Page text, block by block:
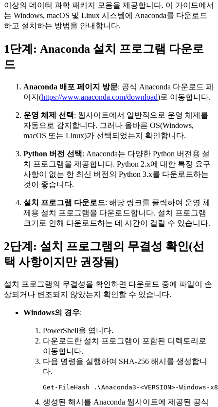
이상의 데이터 과학 패키지 모음을 제공합니다. 이 가이드에서
는 Windows, macOS 및 Linux 시스템에 Anaconda를 다운로드
하고 설치하는 방법을 안내합니다.
1단계: Anaconda 설치 프로그램 다운로
드
Anaconda 배포 페이지 방문: 공식 Anaconda 다운로드 페
이지(https://www.anaconda.com/download)로 이동합니다.
운영 체제 선택: 웹사이트에서 일반적으로 운영 체제를
자동으로 감지합니다. 그러나 올바른 OS(Windows,
macOS 또는 Linux)가 선택되었는지 확인합니다.
Python 버전 선택: Anaconda는 다양한 Python 버전용 설
치 프로그램을 제공합니다. Python 2.x에 대한 특정 요구
사항이 없는 한 최신 버전의 Python 3.x를 다운로드하는
것이 좋습니다.
설치 프로그램 다운로드: 해당 링크를 클릭하여 운영 체
제용 설치 프로그램을 다운로드합니다. 설치 프로그램
크기로 인해 다운로드하는 데 시간이 걸릴 수 있습니다.
2단계: 설치 프로그램의 무결성 확인(선
택 사항이지만 권장됨)
설치 프로그램의 무결성을 확인하면 다운로드 중에 파일이 손
상되거나 변조되지 않았는지 확인할 수 있습니다.
Windows의 경우:
PowerShell을 엽니다.
다운로드한 설치 프로그램이 포함된 디렉토리로
이동합니다.
다음 명령을 실행하여 SHA-256 해시를 생성합니
다.
생성된 해시를 Anaconda 웹사이트에 제공된 공식